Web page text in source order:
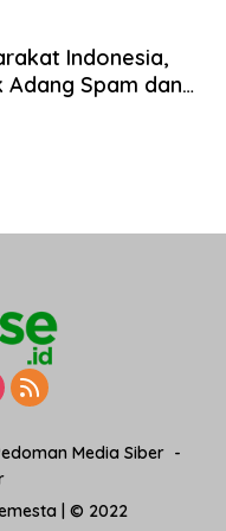
Indonesia,
Spam dan
Media Siber
| © 2022